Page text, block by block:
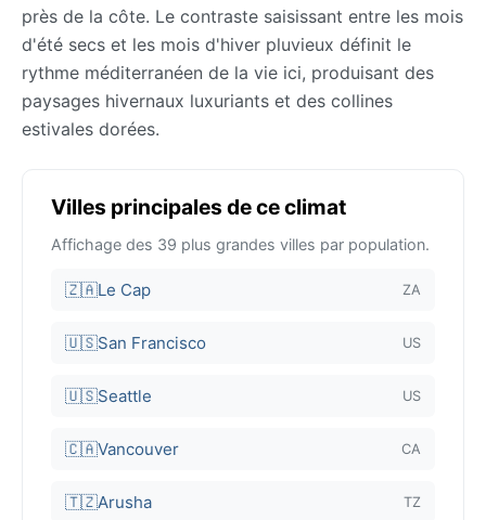
près de la côte. Le contraste saisissant entre les mois
d'été secs et les mois d'hiver pluvieux définit le
rythme méditerranéen de la vie ici, produisant des
paysages hivernaux luxuriants et des collines
estivales dorées.
Villes principales de ce climat
Affichage des 39 plus grandes villes par population.
🇿🇦Le Cap ZA
🇺🇸San Francisco US
🇺🇸Seattle US
🇨🇦Vancouver CA
🇹🇿Arusha TZ